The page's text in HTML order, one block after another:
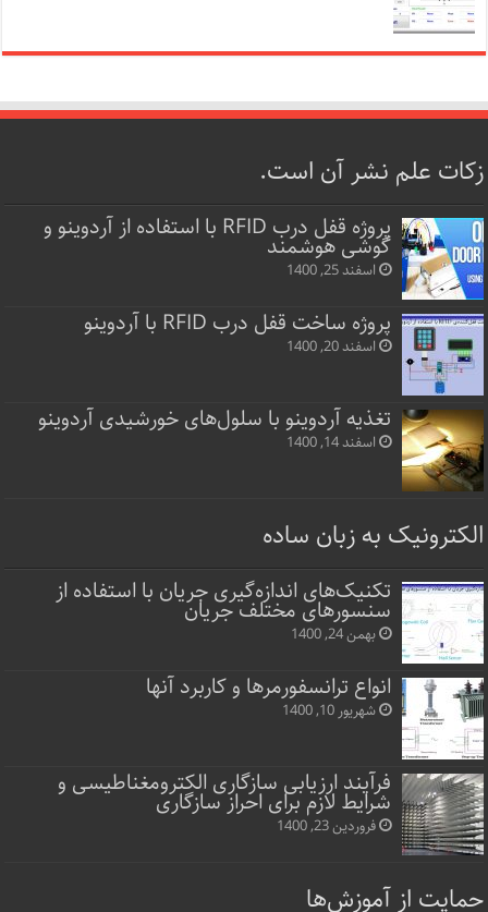
زکات علم نشر آن است.
پروژه قفل‌ درب RFID با استفاده از آردوینو و
گوشی هوشمند
اسفند 25, 1400
پروژه ساخت قفل‌ درب RFID با آردوینو
اسفند 20, 1400
تغذیه آردوینو با سلول‌های خورشیدی آردوینو
اسفند 14, 1400
الکترونیک به زبان ساده
تکنیک‌های اندازه‌گیری جریان با استفاده از
سنسورهای مختلف جریان
بهمن 24, 1400
انواع ترانسفورمرها و کاربرد آنها
شهریور 10, 1400
فرآیند ارزیابی سازگاری الکترومغناطیسی و
شرایط لازم برای احراز سازگاری
فروردین 23, 1400
حمایت از آموزش‌ها